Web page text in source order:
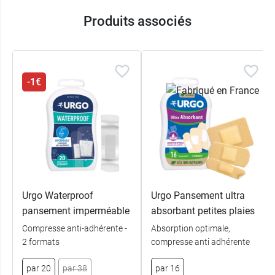
Conditionnement :boite de 18 pansements
Produits associés
-1€
Urgo Waterproof
pansement imperméable
Compresse anti-adhérente -
2 formats
par 20 par 38
Urgo Pansement ultra
absorbant petites plaies
Absorption optimale,
compresse anti adhérente
par 16